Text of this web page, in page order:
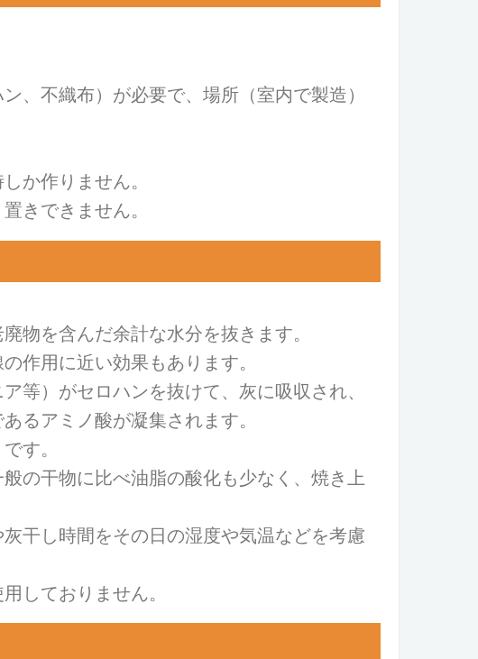
、不織布）が必要で、場所（室内で製造）
か作りません。
きできません。
物を含んだ余計な水分を抜きます。
作用に近い効果もあります。
等）がセロハンを抜けて、灰に吸収され、
るアミノ酸が凝集されます。
す。
の干物に比べ油脂の酸化も少なく、焼き上
干し時間をその日の湿度や気温などを考慮
しておりません。